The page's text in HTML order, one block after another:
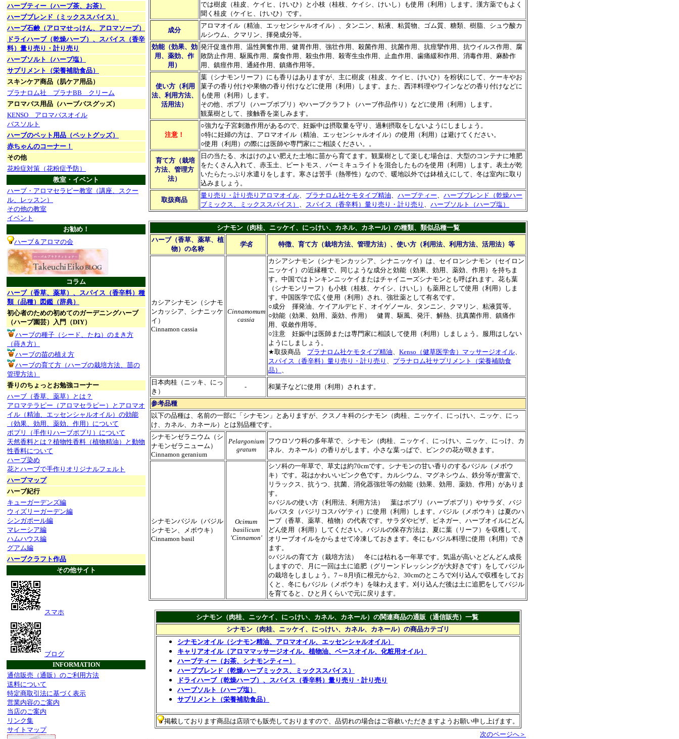
では樹皮（桂皮、ケイヒ、けいひ）と小枝（桂枝、ケイシ、けいし）も使用（利用）します。漢方薬でもよく
聞く桂皮（ケイヒ、けいひ）です。
成分
アロマオイル（精油、エッセンシャルオイル）、タンニン、粘液、粘質物、ゴム質、糖類、樹脂、シュウ酸カ
ルシウム、クマリン、揮発成分等。
効能（効果、効
用、薬効、作
用）
発汗促進作用、温性興奮作用、健胃作用、強壮作用、殺菌作用、抗菌作用、抗痙攣作用、抗ウイルス作用、腐
敗防止作用、駆風作用、腐食作用、殺虫作用、殺寄生虫作用、止血作用、歯痛緩和作用、消毒作用、麻酔作
用、鎮痙作用、通経作用、鎮痛作用等。
使い方（利用
法、利用方法、
活用法）
葉（シナモンリーフ）にも香りはありますが、主に樹皮（桂皮、ケイヒ、けいひ）を粉状にして、ケーキやお
菓子の香り付けや果物の香り付けなどに使用（利用）します。また、西洋料理やワインなどの香り付けなどに
も使用（利用）します。
その他、ポプリ（ハーブポプリ）やハーブクラフト（ハーブ作品作り）などに使用（利用）します。
観葉樹として、接触香を楽しみます。
注意！
○強力な子宮刺激作用があるので、妊娠中は摂取量を守り、過剰摂取をしないようにしましょう。
○特に妊婦の方は、アロマオイル（精油、エッセンシャルオイル）の使用（利用）は避けてください。
○使用（利用）の際には医師や専門家にご相談ください。。
育て方（栽培
方法、管理方
法）
日の当たる、水はけのよい肥えた土地に苗から育てます。観葉樹として楽しむ場合は、大型のコンテナに堆肥
をたくさん入れて、赤玉土、ピートモス、バーミキュライトを混合したものを使用（利用）します。表土が乾
いたらたっぷり水遣りをします。寒さは苦手（熱帯性）なので、暖地以外では鉢植えにして、冬は室内に取り
込みましょう。
取扱商品
量り売り・計り売りアロマオイル、 プラナロム社ケモタイプ精油、 ハーブティー、 ハーブブレンド（乾燥ハー
ブミックス、ミックススパイス） 、 スパイス（香辛料）量り売り・計り売り 、 ハーブソルト（ハーブ塩）
シナモン（肉桂、ニッケイ、にっけい、カネル、カネール）の種類、類似品種一覧
ハーブ（香草、薬草、植
物）の名称
学名 特徴、育て方（栽培方法、管理方法）、使い方（利用法、利用方法、活用法）等
カシアシナモン（シナモ
ンカッシア、シナニッケ
イ）
Cinnamon cassia
Cinnamomum
cassia
カシアシナモン（シナモンカッシア、シナニッケイ）は、セイロンシナモン（セイロン
ニッケイ）の近縁種で、同じような成分と効能（効果、効用、薬効、作用）を持ちま
す。中国ではトンキンニッケイまたはチャイニーズシナモンとも呼ばれます。花も葉
（シナモンリーフ）も小枝（桂枝、ケイシ、けいし）も薬用として使用（利用）しま
す。中国医学で広く使用（利用）され、強壮薬として有名です。
○成分 揮発油、ケイアルデヒド、オイゲノール、タンニン、クマリン、粘液質等。
○効能（効果、効用、薬効、作用） 健胃、駆風、発汗、解熱、抗真菌作用、鎮痛作
用、収斂作用等。
○注意 妊娠中は医師または専門家に相談して使用（利用）しましょう。服用はしない
ようにしましょう。
★取扱商品 プラナロム社ケモタイプ精油、 Kenso（健草医学舎）マッサージオイル、
スパイス（香辛料）量り売り・計り売り 、 プラナロム社サプリメント（栄養補助食
品） 、
日本肉桂（ニッキ、にっ
き）
- 和菓子などに使用（利用）されます。
参考品種
以下の品種は、名前の一部に「シナモン」とありますが、クスノキ科のシナモン（肉桂、ニッケイ、にっけい、ニッケ、にっ
け、カネル、カネール）とは別品種です。
シナモンゼラニウム（シ
ナモンゼラニューム）
Cinnamon geranium
Pelargonium
gratum
フウロソウ科の多年草で、シナモン（肉桂、ニッケイ、にっけい、ニッケ、にっけ、カ
ネル、カネール）の香りがします。小さな葉っぱで、ピンクの花が咲きます。
シナモンバジル（バジル
シナモン、メボウキ）
Cinnamon basil
Ocimum
basilicum
'Cinnamon'
シソ科の一年草で、草丈は約70cmです。シナモンの甘い香りのするバジル（メボウ
キ）です。花はかわいいピンク色です。カルシウム、マグネシウム、鉄分等が豊富で、
リラックス、抗うつ、抗菌、消化器強壮等の効能（効果、効用、薬効、作用）がありま
す。
○バジルの使い方（利用法、利用方法） 葉はポプリ（ハーブポプリ）やサラダ、バジ
ルパスタ（バジリコスパゲティ）に使用（利用）します。バジル（メボウキ）は夏のハ
ーブ（香草、薬草、植物）の代表です。サラダやピザ、ビネガー、ハーブオイルにどん
どん使用（利用）してください。バジルの保存方法は、夏に葉（リーフ）を収穫して、
オリーブオイルをからませて冷凍しておきます。冬にもバジル料理に使用（利用）でき
ます。
○バジルの育て方（栽培方法） 冬には枯れる一年草です。気温が高いとどんどん成長
しますので、月に一回は土に追肥（グリーンドレッシングが大好きです）をしてバジル
の栽培をしましょう。7～8月頃に根元から2、30cmのところで刈り込んで収穫をしてお
くと、冬にもバジル（メボウキ）を味わえます。刈り込んだ後は土に追肥をしてバジル
を育てると、ひと月くらいで元に戻ります。
シナモン（肉桂、ニッケイ、にっけい、カネル、カネール）の関連商品の通販（通信販売）一覧
シナモン（肉桂、ニッケイ、にっけい、カネル、カネール）の商品カテゴリ
シナモンオイル（シナモン精油、アロマオイル、エッセンシャルオイル）
キャリアオイル（アロママッサージオイル、植物油、ベースオイル、化粧用オイル）
ハーブティー（お茶、シナモンティー）
ハーブブレンド（乾燥ハーブミックス、ミックススパイス）
ドライハーブ（乾燥ハーブ）、スパイス（香辛料）量り売り・計り売り
ハーブソルト（ハーブ塩）
サプリメント（栄養補助食品）
掲載しております商品は店頭でも販売しておりますので、品切れの場合はご容赦いただきますようお願い申し上げます。
次のページへ＞
ハーブティー（ハーブ茶、お茶）
ハーブブレンド（ミックススパイス）
ハーブ石鹸（アロマせっけん、アロマソープ）
ドライハーブ（乾燥ハーブ）、スパイス（香辛
料）量り売り・計り売り
ハーブソルト（ハーブ塩）
サプリメント（栄養補助食品）
スキンケア商品（肌ケア用品）
プラナロム社 プラナBB クリーム
アロマバス用品（ハーブバスグッズ）
KENSO アロマバスオイル
バスソルト
ハーブのペット用品（ペットグッズ）
赤ちゃんのコーナー！
その他
花粉症対策（花粉症予防）
教室・イベント
ハーブ・アロマセラピー教室（講座、スクー
ル、レッスン）
その他の教室
イベント
お勧め！
ハーブ＆アロマの会
コラム
ハーブ（香草、薬草）、スパイス（香辛料）種
類（品種）図鑑（辞典）
初心者のための初めてのガーデニングハーブ
（ハーブ園芸）入門（DIY）
ハーブの種子（シード、たね）のまき方
（蒔き方）
ハーブの苗の植え方
ハーブの育て方（ハーブの栽培方法、苗の
管理方法）
香りのちょっとお勉強コーナー
ハーブ（香草、薬草）とは？
アロマテラピー（アロマセラピー）とアロマオ
イル（精油、エッセンシャルオイル）の効能
（効果、効用、薬効、作用）について
ポプリ（手作りハーブポプリ）について
天然香料とは？植物性香料（植物精油）と動物
性香料について
ハーブ染め
花とハーブで手作りオリジナルフェルト
ハーブマップ
ハーブ紀行
キューガーデンズ編
ウィズリーガーデン編
シンガポール編
マレーシア編
ハムハウス編
グアム編
ハーブクラフト作品
その他サイト
スマホ
ブログ
INFORMATION
通信販売（通販）のご利用方法
送料について
特定商取引法に基づく表示
営業内容のご案内
当店のご案内
リンク集
サイトマップ